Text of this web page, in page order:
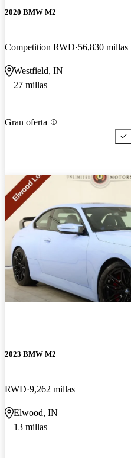
2020 BMW M2
Competition RWD 56,830 millas
Westfield, IN
27 millas
Gran oferta
2023 BMW M2
RWD 9,262 millas
Elwood, IN
13 millas